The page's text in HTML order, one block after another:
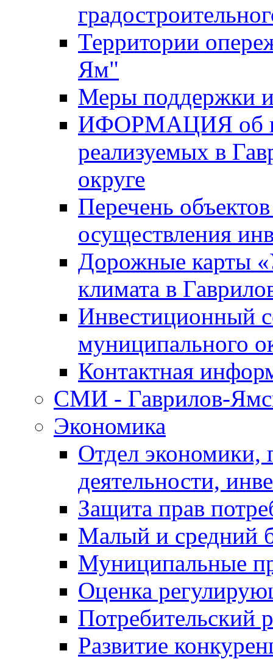
Территории
Ям"
Меры поддержки
ИФОРМАЦИЯ об
реализуемых в
округе
Перечень
осуществления
Дорожные карты
климата в
Инвестиционный
муниципального
Контактная
СМИ - Гаврилов-
Экономика
Отдел экономики,
деятельности,
Защита прав
Малый и средний
Муниципальные
Оценка
Потребительский
Развитие